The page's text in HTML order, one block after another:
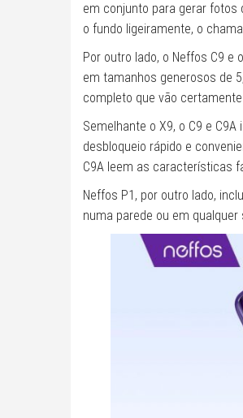
em conjunto para gerar fotos
o fundo ligeiramente, o
Por outro lado, o Neffos C9 e
em tamanhos generosos de
completo que vão
Semelhante o X9, o C9 e
desbloqueio rápido e
C9A leem as características
Neffos P1, por outro lado,
numa parede ou em